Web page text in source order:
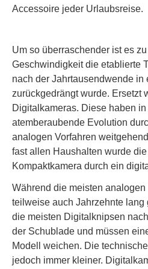
Accessoire jeder Urlaubsreise.
Um so überraschender ist es
Geschwindigkeit die etablierte
nach der Jahrtausendwende in
zurückgedrängt wurde. Ersetzt
Digitalkameras. Diese haben
atemberaubende Evolution
analogen Vorfahren
fast allen Haushalten wurde
Kompaktkamera durch ein
Während die meisten
teilweise auch Jahrzehnte lang
die meisten Digitalknipsen
der Schublade und müssen
Modell weichen. Die
jedoch immer kleiner.